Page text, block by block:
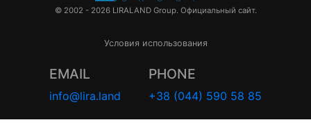
© 2002 - 2026 LIRALAND Group. Официальный сайт.
Условия использования
EMAIL
info@lira.land
PHONE
+38 (044) 590 58 85